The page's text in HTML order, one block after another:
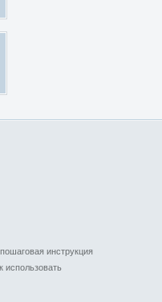
инструкция
использовать